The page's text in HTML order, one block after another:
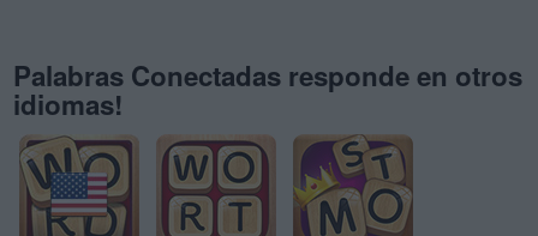
Palabras Conectadas responde en otros
idiomas!